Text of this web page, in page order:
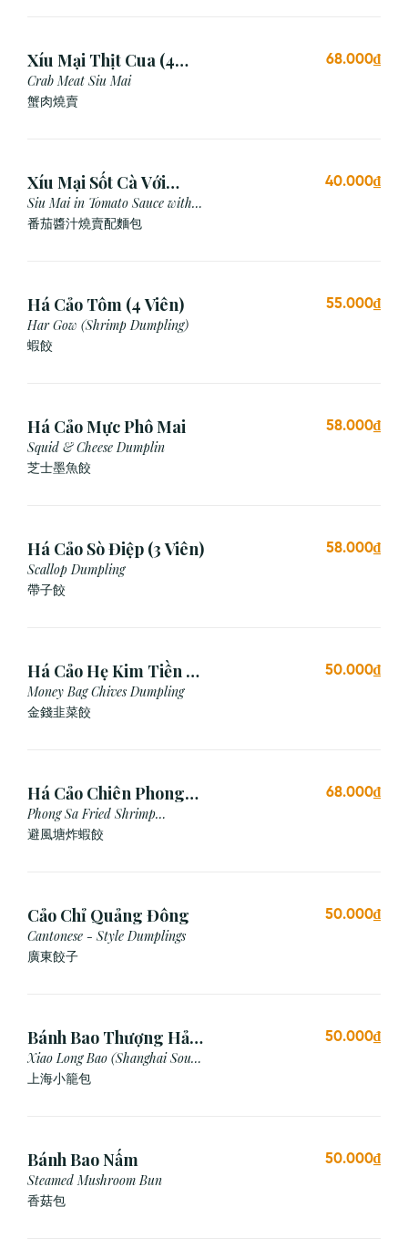
Xíu Mại Thịt Cua (4
Viên)
Crab Meat Siu Mai
蟹肉燒賣
68.000₫
Xíu Mại Sốt Cà Với
Bánh Mì (1 Viên)
Siu Mai in Tomato Sauce with
Bread
番茄醬汁燒賣配麵包
40.000₫
Há Cảo Tôm (4 Viên)
Har Gow (Shrimp Dumpling)
蝦餃
55.000₫
Há Cảo Mực Phô Mai
Squid & Cheese Dumplin
芝⼠墨⿂餃
58.000₫
Há Cảo Sò Điệp (3 Viên)
Scallop Dumpling
帶子餃
58.000₫
Há Cảo Hẹ Kim Tiền (3
Viên)
Money Bag Chives Dumpling
金錢韭菜餃
50.000₫
Há Cảo Chiên Phong
Sa
Phong Sa Fried Shrimp
Dumpling (Garlic Breadcrumb)
避風塘炸蝦餃
68.000₫
Cảo Chỉ Quảng Đông
Cantonese - Style Dumplings
廣東餃⼦
50.000₫
Bánh Bao Thượng Hải
(3 Viên)
Xiao Long Bao (Shanghai Soup
Dumpling)
上海小籠包
50.000₫
Bánh Bao Nấm
Steamed Mushroom Bun
香菇包
50.000₫